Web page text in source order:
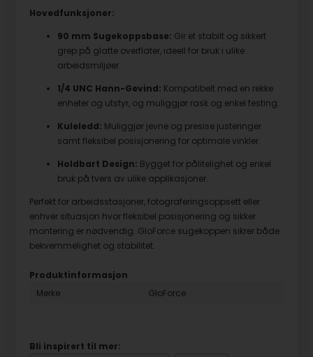
Hovedfunksjoner:
90 mm Sugekoppsbase: Gir et stabilt og sikkert
grep på glatte overflater, ideell for bruk i ulike
arbeidsmiljøer.
1/4 UNC Hann-Gevind: Kompatibelt med en rekke
enheter og utstyr, og muliggjør rask og enkel festing.
Kuleledd: Muliggjør jevne og presise justeringer
samt fleksibel posisjonering for optimale vinkler.
Holdbart Design: Bygget for pålitelighet og enkel
bruk på tvers av ulike applikasjoner.
Perfekt for arbeidsstasjoner, fotograferingsoppsett eller
enhver situasjon hvor fleksibel posisjonering og sikker
montering er nødvendig. GloForce sugekoppen sikrer både
bekvemmelighet og stabilitet.
Produktinformasjon
Merke
GloForce
Bli inspirert til mer: